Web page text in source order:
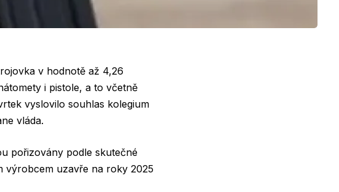
v hodnotě až 4,26
i pistole, a to včetně
vyslovilo souhlas kolegium
vláda.
pořizovány podle skutečné
výrobcem uzavře na roky 2025